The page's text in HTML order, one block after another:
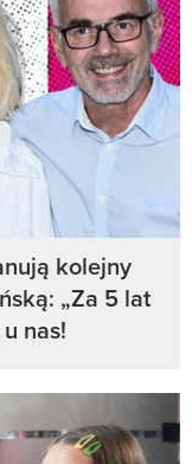
kolejny
„Za 5 lat
nas!